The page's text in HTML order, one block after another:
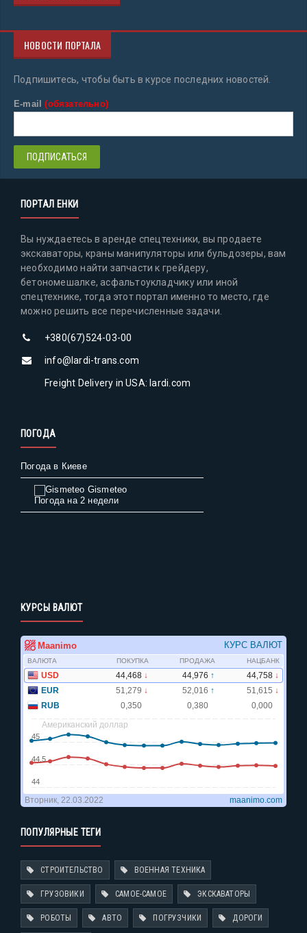
НОВОСТИ ПОРТАЛА
Подпишитесь, чтобы быть в курсе последних новостей.
E-mail(обязательно)
ПОРТАЛ ЕНКИ
Вы нуждаетесь в аренде спецтехники, вы продаете
экскаваторы, краны манипуляторы или бульдозеры, вам
необходимо найти запчасти к грейдеру,
бетономешалке, асфальтоукладчику или иной
спецтехнике, тогда этот портал именно то место, где
можно решить все перечисленные задачи.
+380(67)524-03-00
info@lardi-trans.com
Freight Delivery in USA: lardi.com
ПОГОДА
Погода в Киеве
Gismeteo
Погода на 2 недели
КУРСЫ ВАЛЮТ
ПОПУЛЯРНЫЕ ТЕГИ
СТРОИТЕЛЬСТВО ВОЕННАЯ ТЕХНИКА
ГРУЗОВИКИ САМОЕ-САМОЕ ЭКСКАВАТОРЫ
РОБОТЫ АВТО ПОГРУЗЧИКИ ДОРОГИ